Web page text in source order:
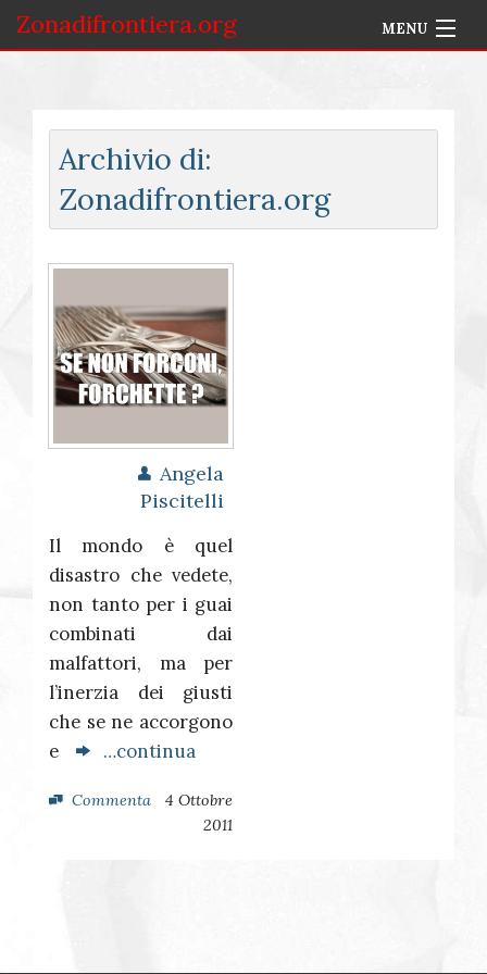
Zonadifrontiera.org MENU
Selezione per Autore
Accedi
Archivio di:
Zonadifrontiera.org
Angela
Piscitelli
Il mondo è quel
disastro che vedete,
non tanto per i guai
combinati dai
malfattori, ma per
l’inerzia dei giusti
che se ne accorgono
e
…continua
Commenta
4 Ottobre
2011